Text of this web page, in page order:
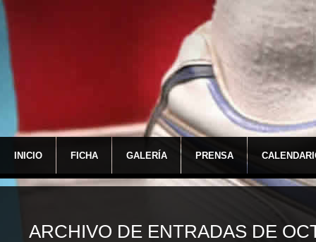
INICIO FICHA GALERÍA PRENSA
ARCHIVO DE ENTRADAS DE